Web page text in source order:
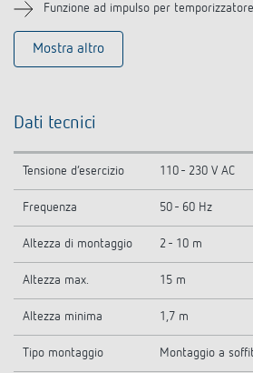
Funzione ad impulso per
Mostra altro
Dati tecnici
Tensione d’esercizio 110 - 230 V AC
Frequenza 50 - 60 Hz
Altezza di montaggio 2 - 10 m
Altezza max. 15 m
Altezza minima 1,7 m
Tipo montaggio Montaggio a